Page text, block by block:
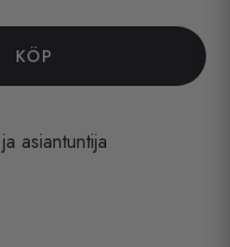
KÖP
asiantuntija